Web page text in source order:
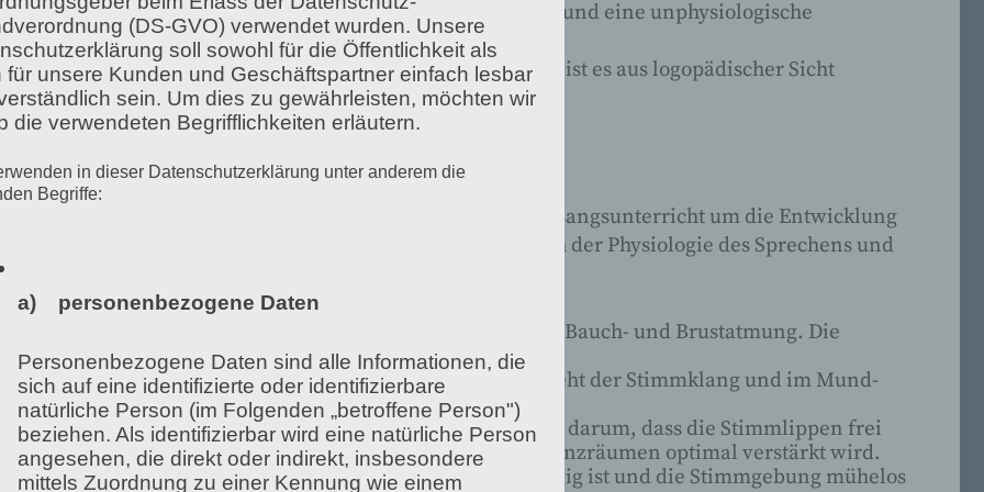
verschwindet nicht, wenn wir anfangen zu singen und eine unphysiologische
und Singstimme untrennbar miteinander verbunden sind, ist es aus logopädischer Sicht
Stimmbildung einzubeziehen.
betrachten
die Sprechstimme im Vordergrund steht, geht es im Gesangsunterricht um die Entwicklung
bestehen viele Übereistimmungen bezüglich der Physiologie des Sprechens und
unhörbar und besteht aus einer Mischatmung aus Bauch- und Brustatmung. Die
liefert die Luft für die Stimmgebung, im Kehlkopf entsteht der Stimmklang und im Mund-
Beim Sprechen und beim Singen geht es immer darum, dass die Stimmlippen frei
geräuschfreien Stimmklang erzeugen, der in den Resonanzräumen optimal verstärkt wird.
bereitet das Singen nur dann Freude, wenn es leichtgängig ist und die Stimmgebung mühelos
(DS-GVO) verwendet wurden. Unsere
soll sowohl für die Öffentlichkeit als
für unsere Kunden und Geschäftspartner einfach lesbar
sein. Um dies zu gewährleisten, möchten wir
die verwendeten Begrifflichkeiten erläutern.
in dieser Datenschutzerklärung unter anderem die
Begriffe:
a) personenbezogene Daten
Personenbezogene Daten sind alle Informationen, die
sich auf eine identifizierte oder identifizierbare
natürliche Person (im Folgenden „betroffene Person")
beziehen. Als identifizierbar wird eine natürliche Person
angesehen, die direkt oder indirekt, insbesondere
mittels Zuordnung zu einer Kennung wie einem